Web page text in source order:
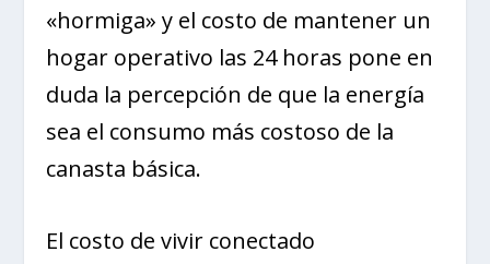
«hormiga» y el costo de mantener un
hogar operativo las 24 horas pone en
duda la percepción de que la energía
sea el consumo más costoso de la
canasta básica.
El costo de vivir conectado